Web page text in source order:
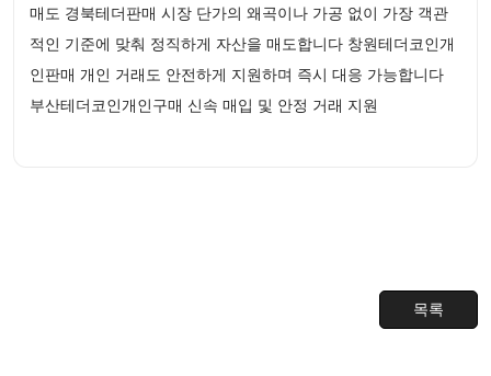
매도 경북테더판매 시장 단가의 왜곡이나 가공 없이 가장 객관
적인 기준에 맞춰 정직하게 자산을 매도합니다 창원테더코인개
인판매 개인 거래도 안전하게 지원하며 즉시 대응 가능합니다
부산테더코인개인구매 신속 매입 및 안정 거래 지원
목록